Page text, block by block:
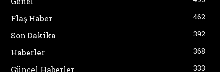
Flaş Haber 462
Son Dakika 392
Haberler 368
Güncel Haberler 333